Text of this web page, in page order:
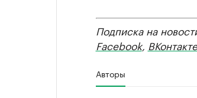
Подписка на
Facebook, ВКонтакте
Авторы